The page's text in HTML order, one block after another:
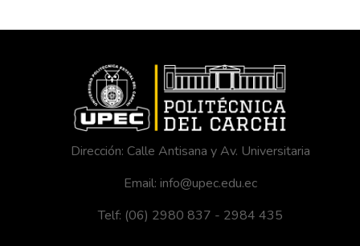
Dirección: Calle Antisana y Av. Universitaria
Email: info@upec.edu.ec
Telf: (06) 2980 837 - 2984 435